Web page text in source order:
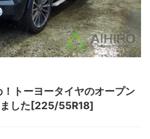
トーヨータイヤのオープン
ました[225/55R18]